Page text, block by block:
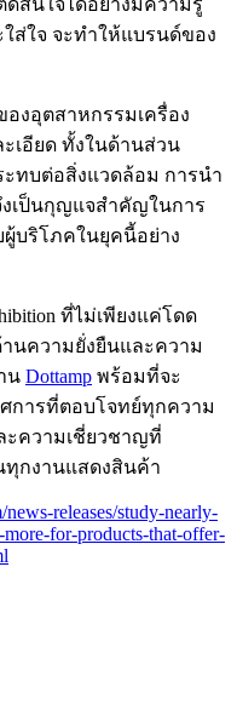
ส่ใจ จะทำให้แบรนด์ของ
องอุตสาหกรรมเครื่อง
ะเอียด ทั้งในด้านส่วน
ทบต่อสิ่งแวดล้อม การนำ
งเป็นกุญแจสำคัญในการ
บริโภคในยุคนี้อย่าง
ที่ไม่เพียงแค่โดด
นความยั่งยืนและความ
น Dottamp พร้อมที่จะ
การที่ตอบโจทย์ทุกความ
ความเชี่ยวชาญที่
กงานแสดงสินค้า
releases/study-nearly-
for-products-that-offer-